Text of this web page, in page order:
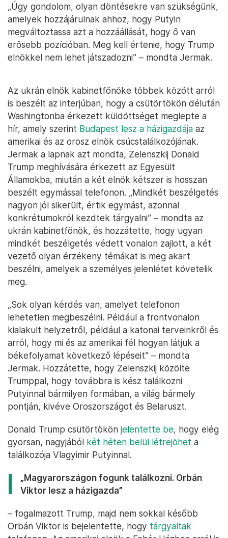
„Úgy gondolom, olyan döntésekre van szükségünk,
amelyek hozzájárulnak ahhoz, hogy Putyin
megváltoztassa azt a hozzáállását, hogy ő van
erősebb pozícióban. Meg kell értenie, hogy Trump
elnökkel nem lehet játszadozni” – mondta Jermak.
Az ukrán elnök kabinetfőnöke többek között arról
is beszélt az interjúban, hogy a csütörtökön délután
Washingtonba érkezett küldöttséget meglepte a
hír, amely szerint Budapest lesz a házigazdája az
amerikai és az orosz elnök csúcstalálkozójának.
Jermak a lapnak azt mondta, Zelenszkij Donald
Trump meghívására érkezett az Egyesült
Államokba, miután a két elnök kétszer is hosszan
beszélt egymással telefonon. „Mindkét beszélgetés
nagyon jól sikerült, értik egymást, azonnal
konkrétumokról kezdtek tárgyalni” – mondta az
ukrán kabinetfőnök, és hozzátette, hogy ugyan
mindkét beszélgetés védett vonalon zajlott, a két
vezető olyan érzékeny témákat is meg akart
beszélni, amelyek a személyes jelenlétet követelik
meg.
„Sok olyan kérdés van, amelyet telefonon
lehetetlen megbeszélni. Például a frontvonalon
kialakult helyzetről, például a katonai terveinkről és
arról, hogy mi és az amerikai fél hogyan látjuk a
békefolyamat következő lépéseit” – mondta
Jermak. Hozzátette, hogy Zelenszkij közölte
Trumppal, hogy továbbra is kész találkozni
Putyinnal bármilyen formában, a világ bármely
pontján, kivéve Oroszországot és Belaruszt.
Donald Trump csütörtökön jelentette be, hogy elég
gyorsan, nagyjából két héten belül létrejöhet a
találkozója Vlagyimir Putyinnal.
„Magyarországon fogunk találkozni. Orbán
Viktor lesz a házigazda”
– fogalmazott Trump, majd nem sokkal később
Orbán Viktor is bejelentette, hogy tárgyaltak